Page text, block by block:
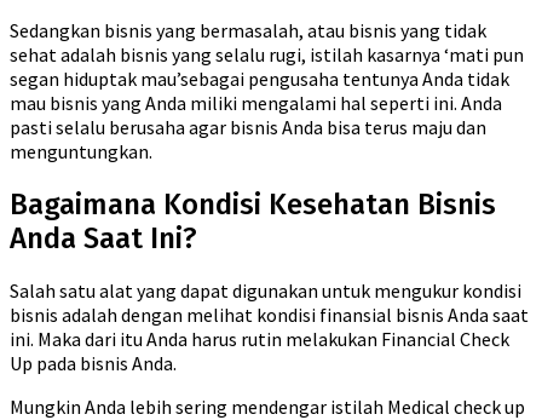
Sedangkan bisnis yang bermasalah, atau bisnis yang tidak
sehat adalah bisnis yang selalu rugi, istilah kasarnya ‘mati pun
segan hiduptak mau’sebagai pengusaha tentunya Anda tidak
mau bisnis yang Anda miliki mengalami hal seperti ini. Anda
pasti selalu berusaha agar bisnis Anda bisa terus maju dan
menguntungkan.
Bagaimana Kondisi Kesehatan Bisnis
Anda Saat Ini?
Salah satu alat yang dapat digunakan untuk mengukur kondisi
bisnis adalah dengan melihat kondisi finansial bisnis Anda saat
ini. Maka dari itu Anda harus rutin melakukan Financial Check
Up pada bisnis Anda.
Mungkin Anda lebih sering mendengar istilah Medical check up